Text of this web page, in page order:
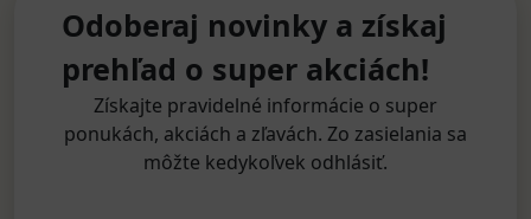
Odoberaj novinky a získaj
prehľad o super akciách!
Získajte pravidelné informácie o super
ponukách, akciách a zľavách. Zo zasielania sa
môžte kedykoľvek odhlásiť.